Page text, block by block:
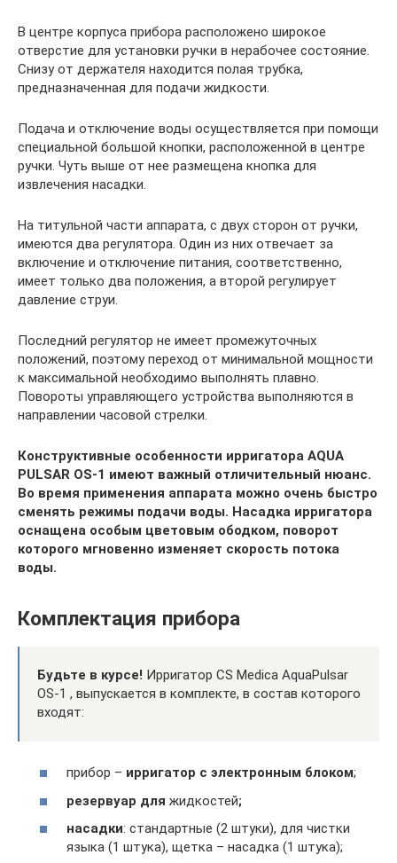
В центре корпуса прибора расположено широкое
отверстие для установки ручки в нерабочее состояние.
Снизу от держателя находится полая трубка,
предназначенная для подачи жидкости.
Подача и отключение воды осуществляется при помощи
специальной большой кнопки, расположенной в центре
ручки. Чуть выше от нее размещена кнопка для
извлечения насадки.
На титульной части аппарата, с двух сторон от ручки,
имеются два регулятора. Один из них отвечает за
включение и отключение питания, соответственно,
имеет только два положения, а второй регулирует
давление струи.
Последний регулятор не имеет промежуточных
положений, поэтому переход от минимальной мощности
к максимальной необходимо выполнять плавно.
Повороты управляющего устройства выполняются в
направлении часовой стрелки.
Конструктивные особенности ирригатора AQUA
PULSAR OS-1 имеют важный отличительный нюанс.
Во время применения аппарата можно очень быстро
сменять режимы подачи воды. Насадка ирригатора
оснащена особым цветовым ободком, поворот
которого мгновенно изменяет скорость потока
воды.
Комплектация прибора
Будьте в курсе! Ирригатор CS Medica AquaPulsar
OS-1 , выпускается в комплекте, в состав которого
входят:
прибор – ирригатор с электронным блоком;
резервуар для жидкостей;
насадки: стандартные (2 штуки), для чистки
языка (1 штука), щетка – насадка (1 штука);